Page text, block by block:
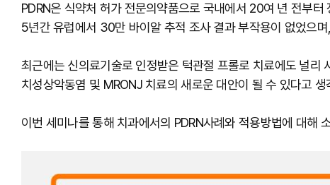
PDRN은 식약처 허가 전문의약품으로 국내에서 20여 년 전부
5년간 유럽에서 30만 바이알 추적 조사 결과 부작용이 없었으
최근에는 신의료기술로 인정받은 턱관절 프롤로 치료에도 널리
치성상악동염 및 MRONJ 치료의 새로운 대안이 될 수 있다고 생
이번 세미나를 통해 치과에서의 PDRN사례와 적용방법에 대해